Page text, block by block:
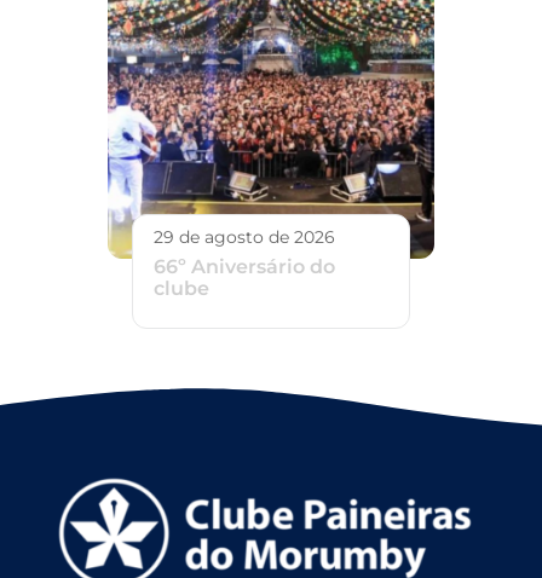
29 de agosto de 2026
66º Aniversário do
clube